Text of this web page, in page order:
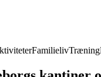
FamilielivTræning